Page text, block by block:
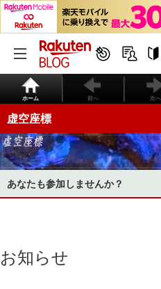
ホーム 前へ 次へ
虚空座標
あなたも参加しませんか？
お知らせ